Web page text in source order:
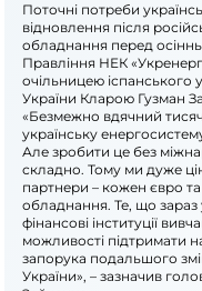
Поточні потреби
відновлення після
обладнання перед
Правління НЕК
очільницею іспанського
України Кларою Гузман
«Безмежно вдячний
українську
Але зробити це без
складно. Тому ми дуже
партнери – кожен євро
обладнання. Те, що
фінансові інституції
можливості підтримати
запорука подальшого
України», – зазначив